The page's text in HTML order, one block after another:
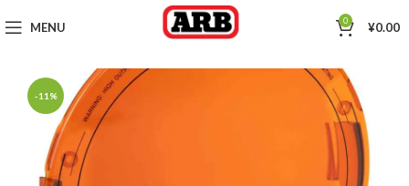
MENU 0 ¥0.00
-11%